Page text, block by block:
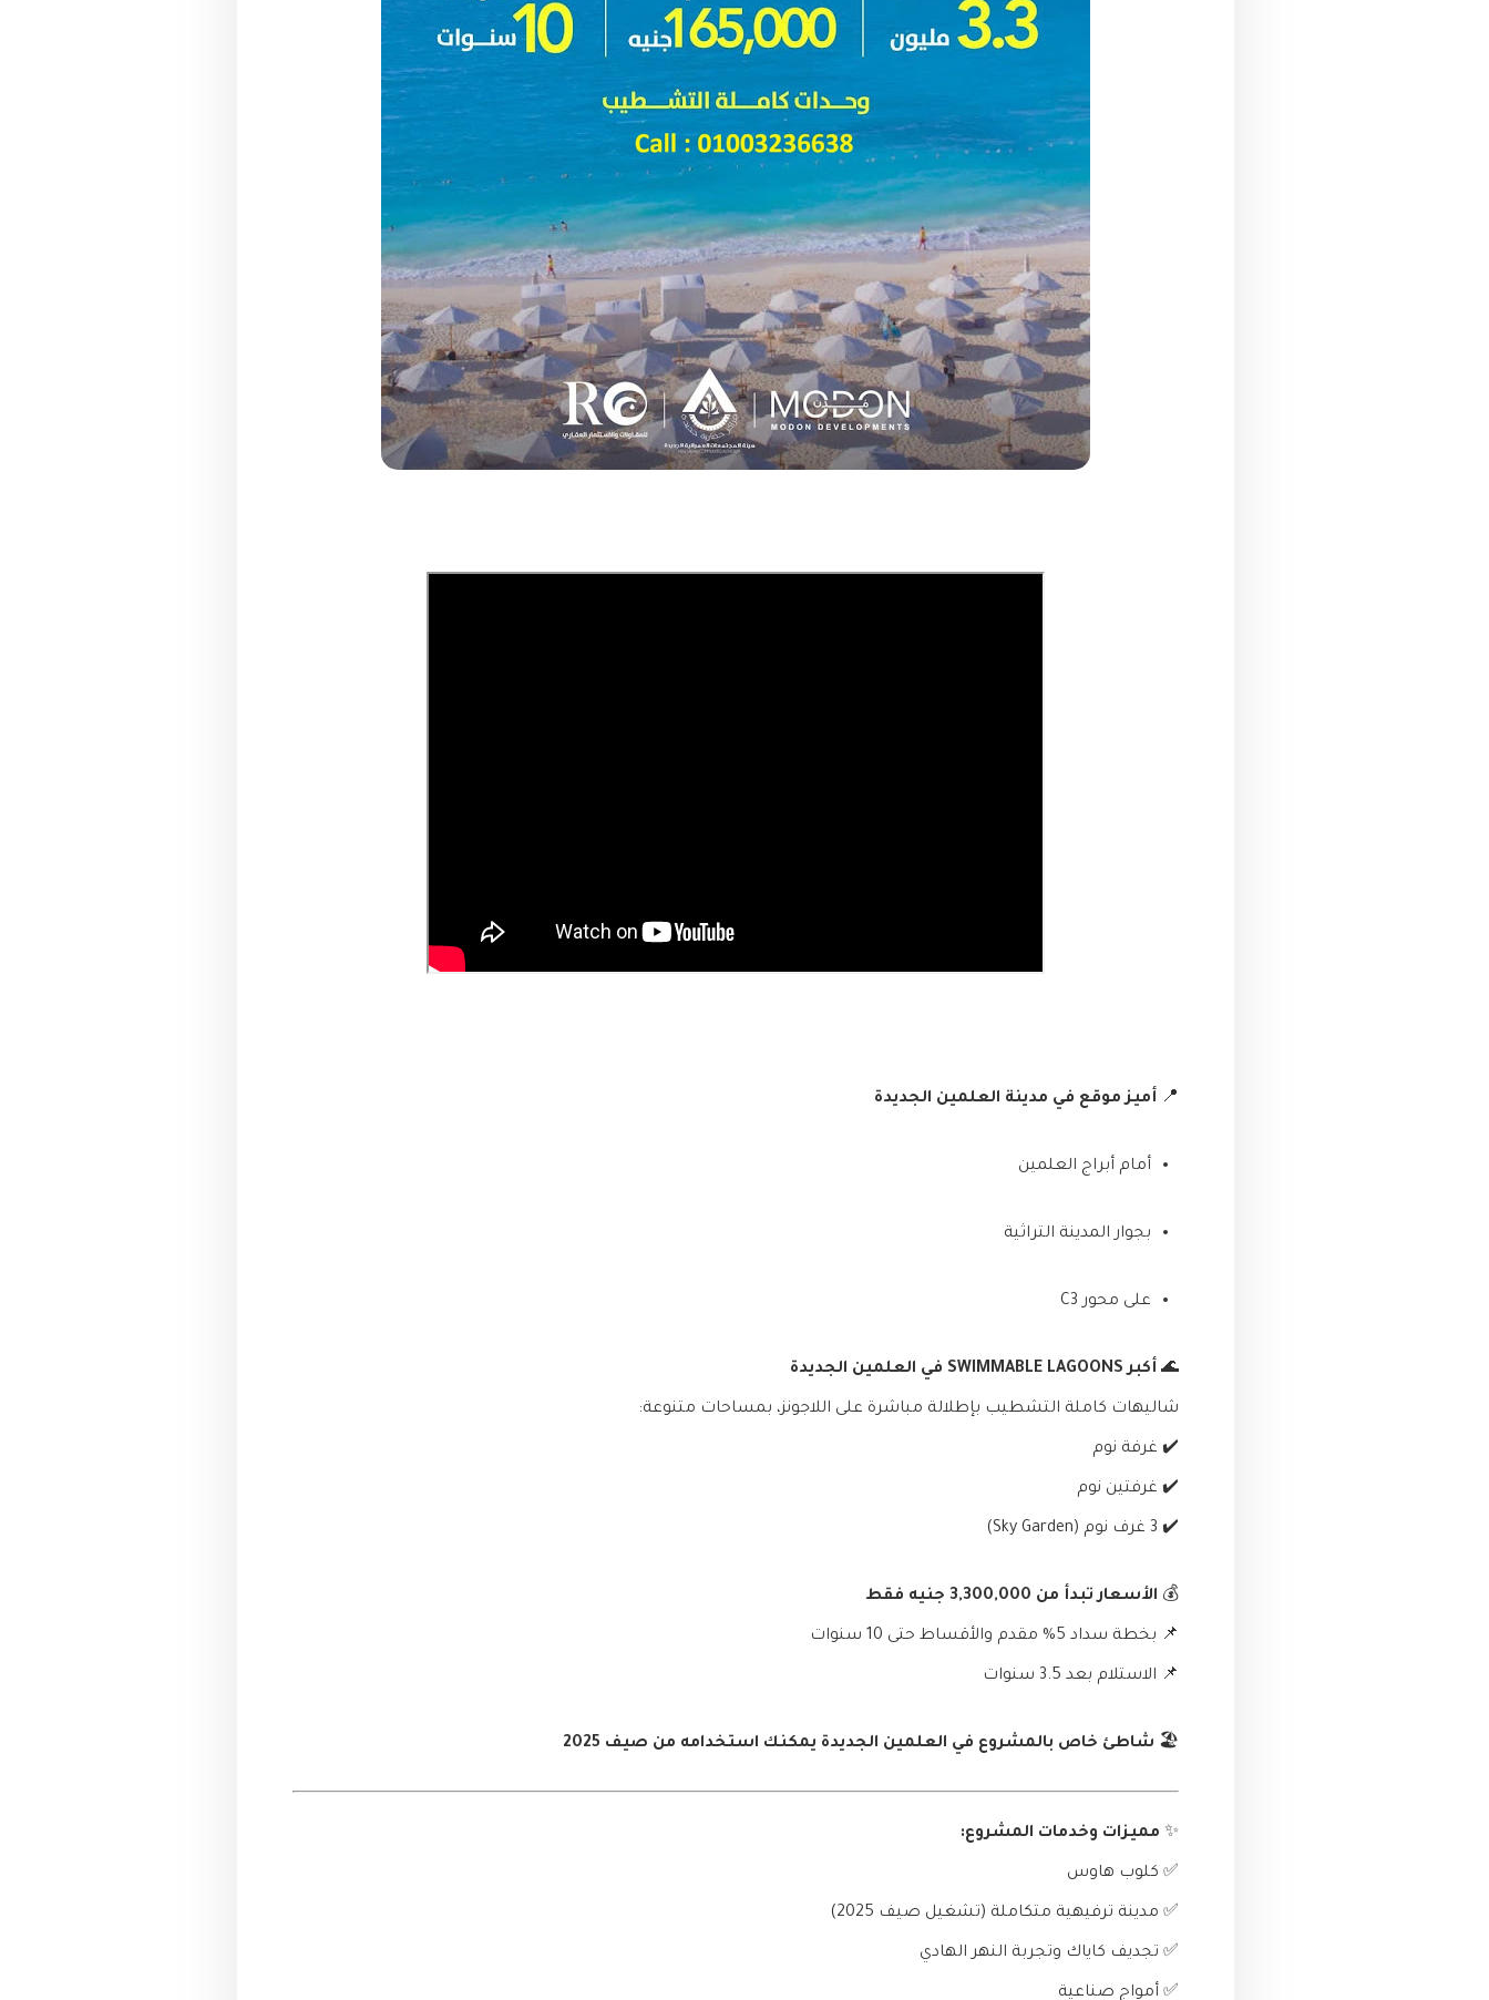
📍 أميز موقع في مدينة العلمين الجديدة
أمام أبراج العلمين
بجوار المدينة التراثية
على محور C3
🌊 أكبر SWIMMABLE LAGOONS في العلمين الجديدة
شاليهات كاملة التشطيب بإطلالة مباشرة على اللاجونز، بمساحات متنوعة:
✔️ غرفة نوم
✔️ غرفتين نوم
✔️ 3 غرف نوم (Sky Garden)
💰 الأسعار تبدأ من 3,300,000 جنيه فقط
📌 بخطة سداد 5% مقدم والأقساط حتى 10 سنوات
📌 الاستلام بعد 3.5 سنوات
🏖️ شاطئ خاص بالمشروع في العلمين الجديدة يمكنك استخدامه من صيف 2025
✨ مميزات وخدمات المشروع:
✅ كلوب هاوس
✅ مدينة ترفيهية متكاملة (تشغيل صيف 2025)
✅ تجديف كاياك وتجربة النهر الهادي
✅ أمواج صناعية